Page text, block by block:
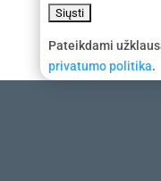
Pateikdami
privatumo politika.